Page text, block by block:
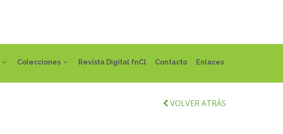
Colecciones Revista Digital fnCl Contacto Enlaces
VOLVER ATRÁS